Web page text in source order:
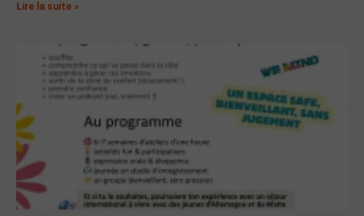
Lire la suite »